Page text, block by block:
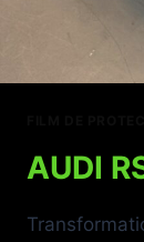
AUDI